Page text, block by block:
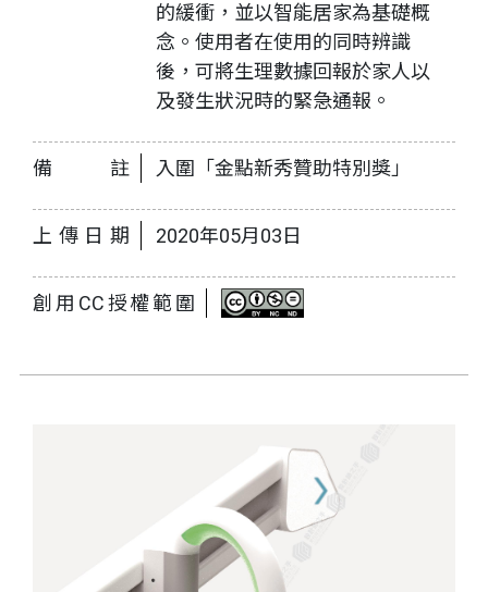
的緩衝，並以智能居家為基礎概
念。使用者在使用的同時辨識
後，可將生理數據回報於家人以
及發生狀況時的緊急通報。
備註 入圍「金點新秀贊助特別獎」
上傳日期 2020年05月03日
創用CC授權範圍